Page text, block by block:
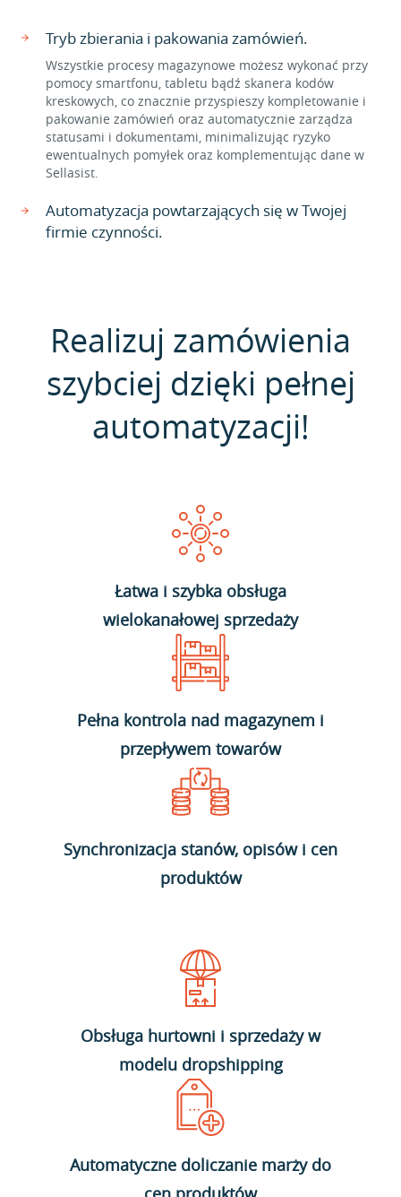
Tryb zbierania i pakowania zamówień.
Wszystkie procesy magazynowe możesz wykonać przy
pomocy smartfonu, tabletu bądź skanera kodów
kreskowych, co znacznie przyspieszy kompletowanie i
pakowanie zamówień oraz automatycznie zarządza
statusami i dokumentami, minimalizując ryzyko
ewentualnych pomyłek oraz komplementując dane w
Sellasist.
Automatyzacja powtarzających się w Twojej
firmie czynności.
Realizuj zamówienia
szybciej dzięki pełnej
automatyzacji!
Łatwa i szybka obsługa
wielokanałowej sprzedaży
Pełna kontrola nad magazynem i
przepływem towarów
Synchronizacja stanów, opisów i cen
produktów
Obsługa hurtowni i sprzedaży w
modelu dropshipping
Automatyczne doliczanie marży do